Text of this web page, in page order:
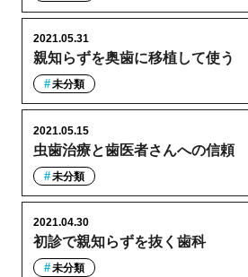
親知らずを奥歯に移植して使う
2021.05.31
未分類
虫歯治療と歯医者さんへの信頼
2021.05.15
未分類
初診で親知らずを抜く歯科
2021.04.30
未分類